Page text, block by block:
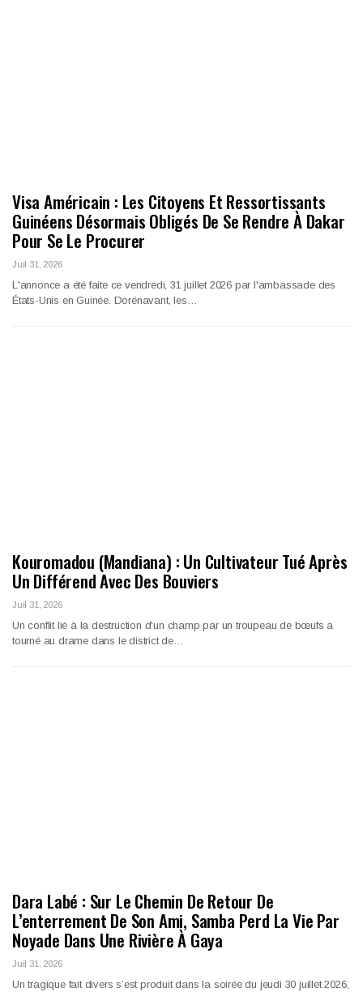
Visa Américain : Les Citoyens Et Ressortissants
Guinéens Désormais Obligés De Se Rendre À Dakar
Pour Se Le Procurer
Juil 31, 2026
L'annonce a été faite ce vendredi, 31 juillet 2026 par l'ambassade des
États-Unis en Guinée. Dorénavant, les…
Kouromadou (Mandiana) : Un Cultivateur Tué Après
Un Différend Avec Des Bouviers
Juil 31, 2026
Un conflit lié à la destruction d'un champ par un troupeau de bœufs a
tourné au drame dans le district de…
Dara Labé : Sur Le Chemin De Retour De
L’enterrement De Son Ami, Samba Perd La Vie Par
Noyade Dans Une Rivière À Gaya
Juil 31, 2026
Un tragique fait divers s’est produit dans la soirée du jeudi 30 juillet 2026,